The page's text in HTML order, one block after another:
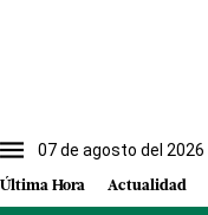
07 de agosto del 2026
Última Hora Actualidad